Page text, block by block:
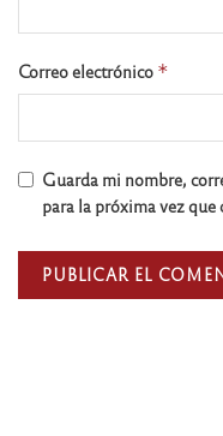
Correo electrónico *
Guarda mi nombre,
para la próxima vez que